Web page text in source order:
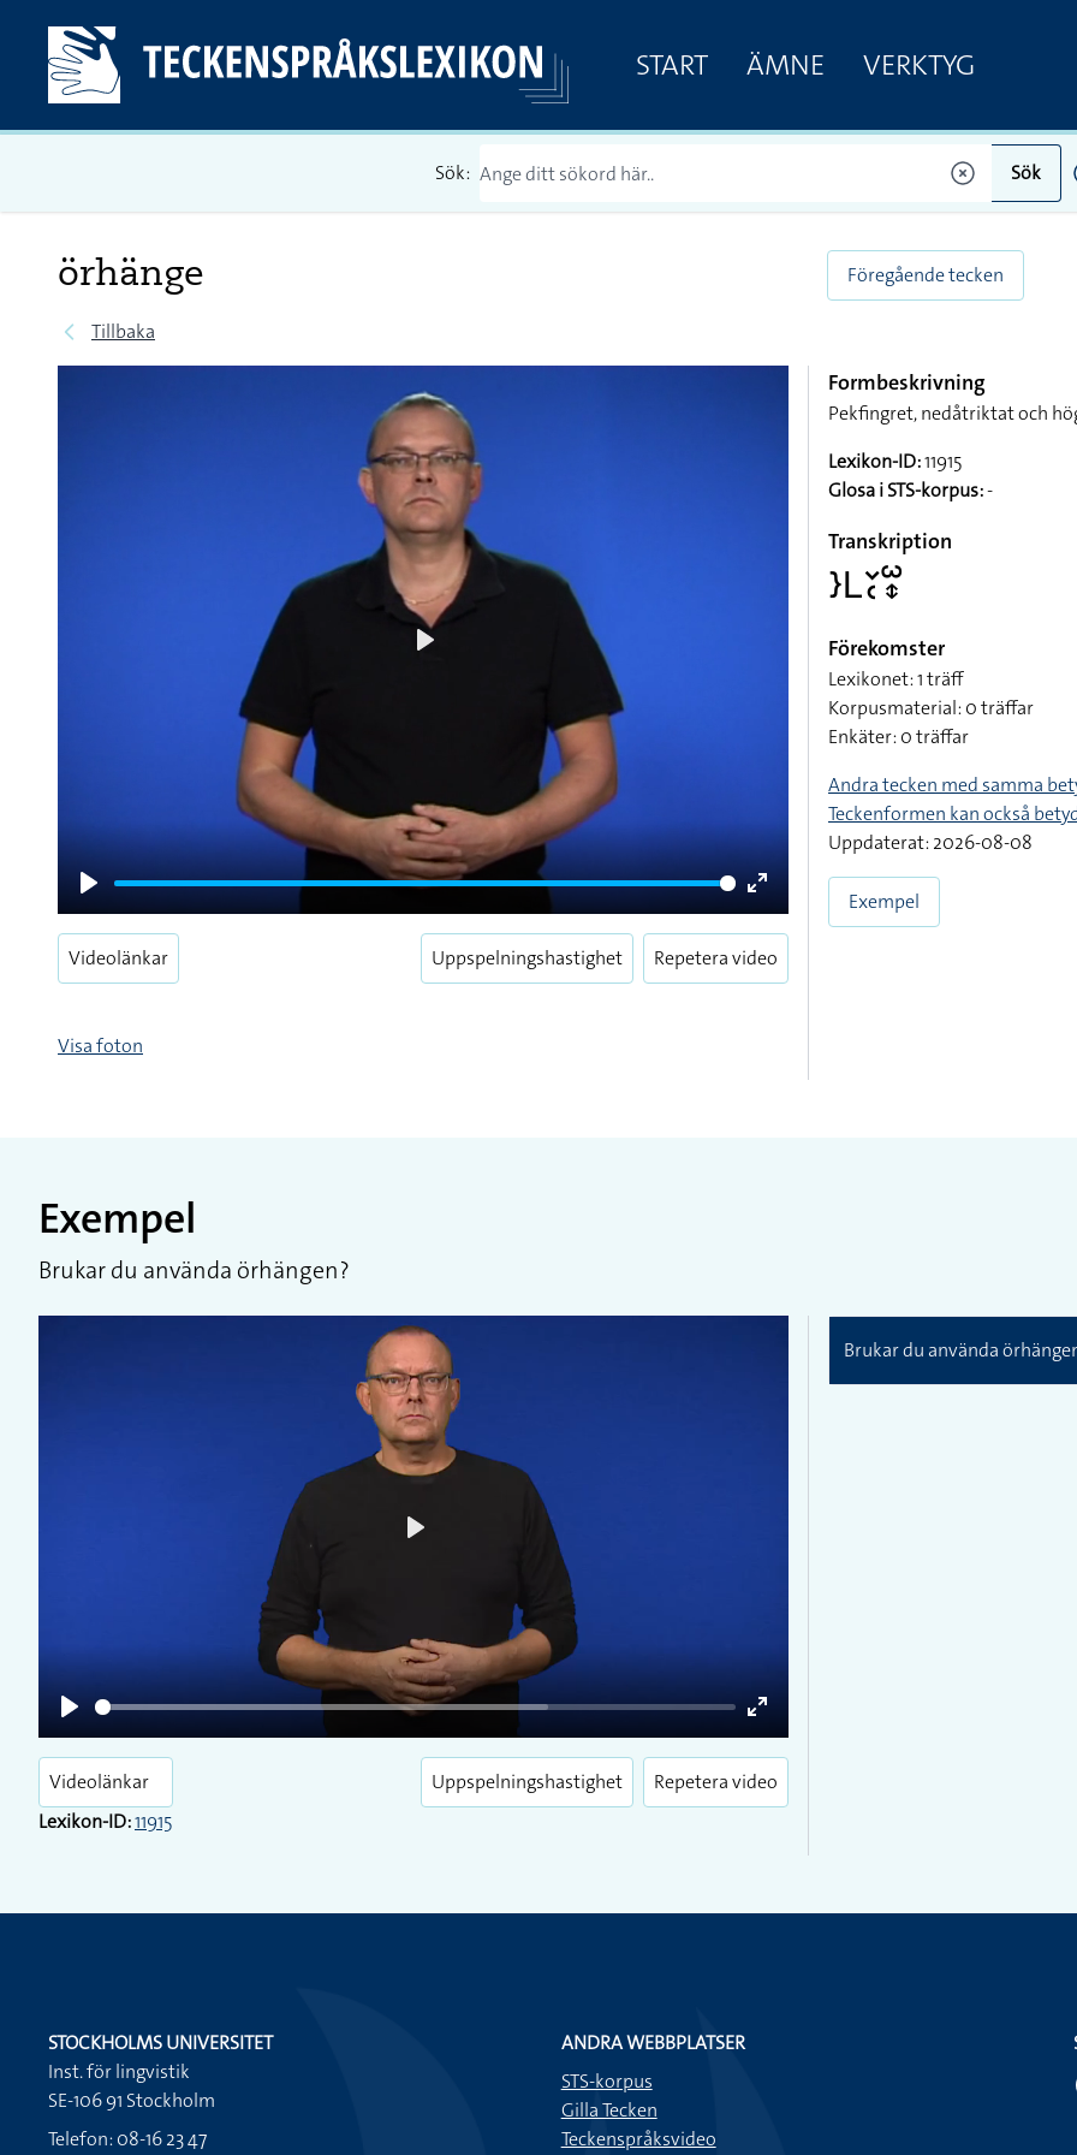
START ÄMNE VERKTYG
Sök: Sök
örhänge
Tillbaka
Föregående tecken
Play
Enter
fullscreen
Videolänkar Uppspelningshastighet Repetera video
Visa foton
Formbeskrivning
Pekfingret, nedåtriktat och
Lexikon-ID:11915
Glosa i STS-korpus:-
Transkription
􌤇􌥈􌥖􌥗􌥱􌦋
Förekomster
Lexikonet: 1 träff
Korpusmaterial: 0 träffar
Enkäter: 0 träffar
Andra tecken med samma
Teckenformen kan också
Uppdaterat: 2026-08-08
Exempel
Exempel
Brukar du använda örhängen?
Play
Enter
fullscreen
Videolänkar
Lexikon-ID:11915
Uppspelningshastighet Repetera video
Brukar du använda
STOCKHOLMS UNIVERSITET
Inst. för lingvistik
SE-106 91 Stockholm
Telefon: 08-16 23 47
ANDRA WEBBPLATSER
STS-korpus
Gilla Tecken
Teckenspråksvideo